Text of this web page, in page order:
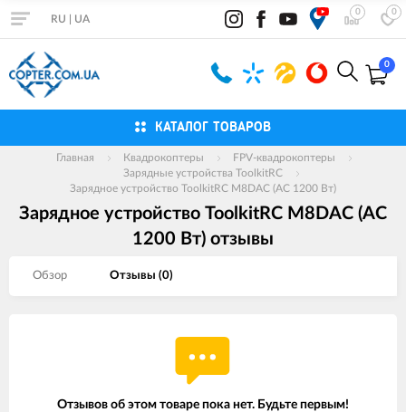
0 0
RU UA
0
КАТАЛОГ ТОВАРОВ
Главная Квадрокоптеры
FPV-квадрокоптеры
Зарядные устройства ToolkitRC
Зарядное устройство ToolkitRC M8DAC (AC 1200 Вт)
Зарядное устройство ToolkitRC M8DAC (AC
1200 Вт) отзывы
Обзор Отзывы (0)
Отзывов об этом товаре пока нет. Будьте первым!